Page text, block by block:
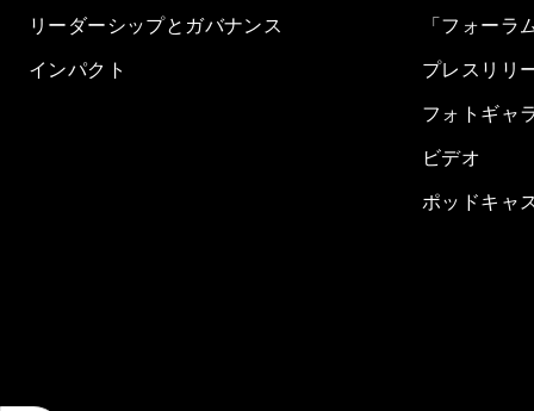
リーダーシップとガバナンス
インパクト
「フォーラ
プレスリリ
フォトギャ
ビデオ
ポッドキャ